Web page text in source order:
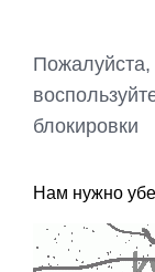
блокировки
Нам нужно